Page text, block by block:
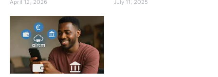
April 12, 2026 July 11, 2025